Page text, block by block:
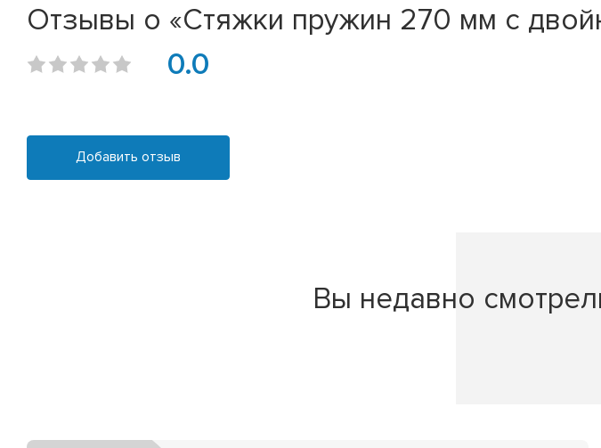
Отзывы о «Стяжки пружин 270 мм с
0.0
Добавить отзыв
Вы недавно